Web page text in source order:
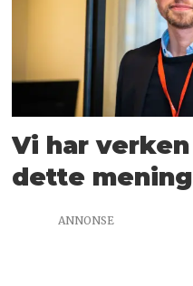
Vi har
dette
ANNONSE